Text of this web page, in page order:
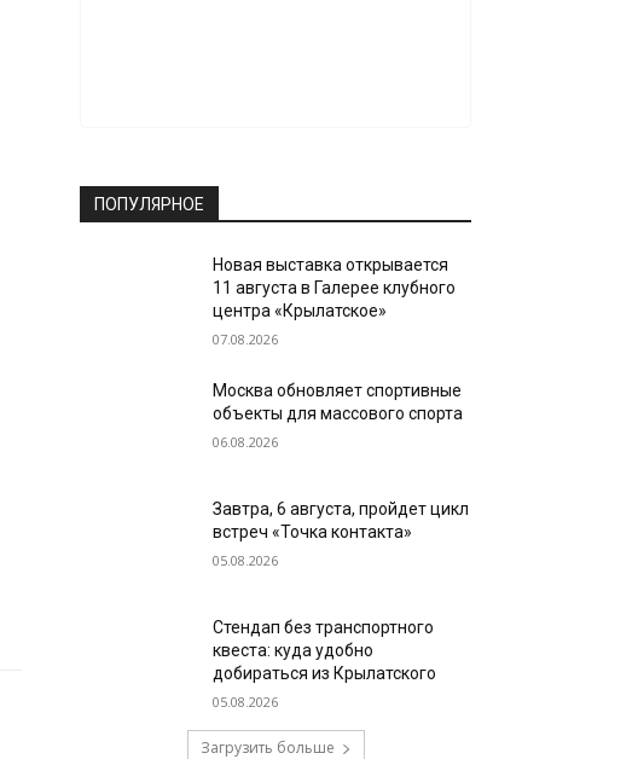
ПОПУЛЯРНОЕ
Новая выставка открывается
11 августа в Галерее клубного
центра «Крылатское»
07.08.2026
Москва обновляет спортивные
объекты для массового спорта
06.08.2026
Завтра, 6 августа, пройдет цикл
встреч «Точка контакта»
05.08.2026
Стендап без транспортного
квеста: куда удобно
добираться из Крылатского
05.08.2026
Загрузить больше